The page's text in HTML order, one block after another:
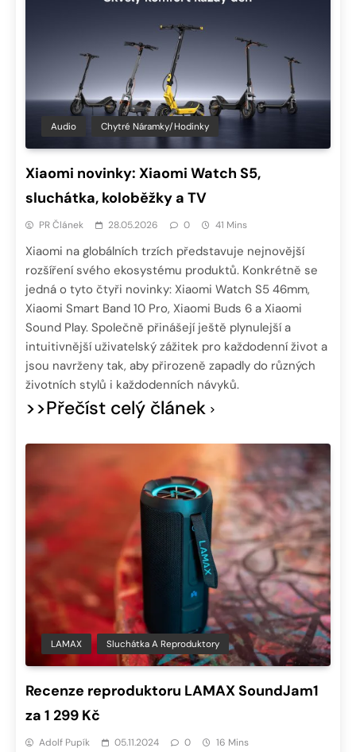
Audio Chytré Náramky/hodinky
Xiaomi novinky: Xiaomi Watch S5,
sluchátka, koloběžky a TV
PR Článek 28.05.2026 0 41 Mins
Xiaomi na globálních trzích představuje nejnovější
rozšíření svého ekosystému produktů. Konkrétně se
jedná o tyto čtyři novinky: Xiaomi Watch S5 46mm,
Xiaomi Smart Band 10 Pro, Xiaomi Buds 6 a Xiaomi
Sound Play. Společně přinášejí ještě plynulejší a
intuitivnější uživatelský zážitek pro každodenní život a
jsou navrženy tak, aby přirozeně zapadly do různých
životních stylů i každodenních návyků.
>>Přečíst celý článek
LAMAX Sluchátka A Reproduktory
Recenze reproduktoru LAMAX SoundJam1
za 1 299 Kč
Adolf Pupík 05.11.2024 0 16 Mins